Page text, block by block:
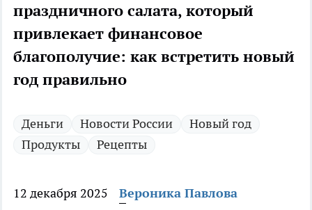
праздничного салата, который
привлекает финансовое
благополучие: как встретить новый
год правильно
Деньги Новости России
Новый год
Продукты
Рецепты
12 декабря 2025
Вероника Павлова